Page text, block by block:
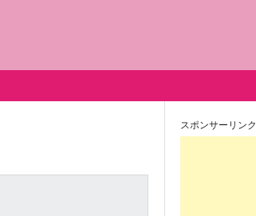
スポンサーリンク